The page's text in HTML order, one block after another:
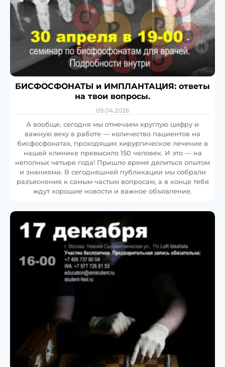
БИСФОСФОНАТЫ и ИМПЛАНТАЦИЯ: ответы
на твои вопросы.
09.04.2026
А вообще, сегодня мы отмечаем круглую цифру и
важную веху в работе — количество пациентов на
бисфосфонатах, проходящих хирургическое лечение в
нашей клинике превысило 150 человек. И это — на
неполных четыре года! Пришло время делиться опытом
и знаниями. В сегодняшней публикации мы собрали
разъяснения к самым частым вопросам, а в конце тебя
ждут хорошие новости и важное объявление.